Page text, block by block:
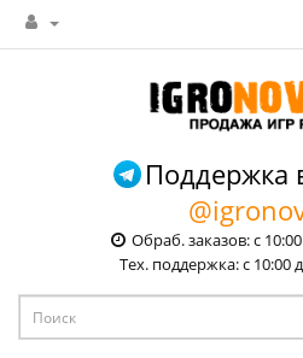
Поддержка
Обраб. заказов: с
Тех. поддержка: с 10:00